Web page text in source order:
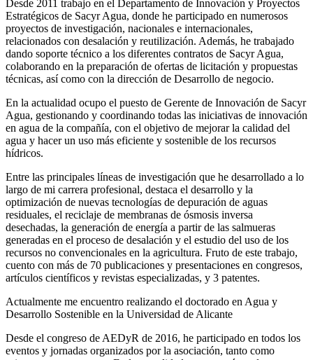
Desde 2011 trabajo en el Departamento de Innovación y Proyectos
Estratégicos de Sacyr Agua, donde he participado en numerosos
proyectos de investigación, nacionales e internacionales,
relacionados con desalación y reutilización. Además, he trabajado
dando soporte técnico a los diferentes contratos de Sacyr Agua,
colaborando en la preparación de ofertas de licitación y propuestas
técnicas, así como con la dirección de Desarrollo de negocio.
En la actualidad ocupo el puesto de Gerente de Innovación de Sacyr
Agua, gestionando y coordinando todas las iniciativas de innovación
en agua de la compañía, con el objetivo de mejorar la calidad del
agua y hacer un uso más eficiente y sostenible de los recursos
hídricos.
Entre las principales líneas de investigación que he desarrollado a lo
largo de mi carrera profesional, destaca el desarrollo y la
optimización de nuevas tecnologías de depuración de aguas
residuales, el reciclaje de membranas de ósmosis inversa
desechadas, la generación de energía a partir de las salmueras
generadas en el proceso de desalación y el estudio del uso de los
recursos no convencionales en la agricultura. Fruto de este trabajo,
cuento con más de 70 publicaciones y presentaciones en congresos,
artículos científicos y revistas especializadas, y 3 patentes.
Actualmente me encuentro realizando el doctorado en Agua y
Desarrollo Sostenible en la Universidad de Alicante
Desde el congreso de AEDyR de 2016, he participado en todos los
eventos y jornadas organizados por la asociación, tanto como